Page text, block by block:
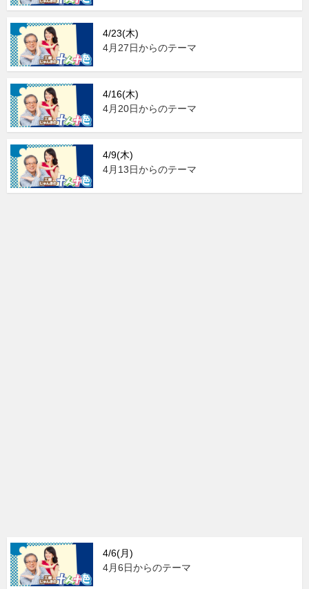
4/23(木)
4月27日からのテーマ
4/16(木)
4月20日からのテーマ
4/9(木)
4月13日からのテーマ
4/6(月)
4月6日からのテーマ